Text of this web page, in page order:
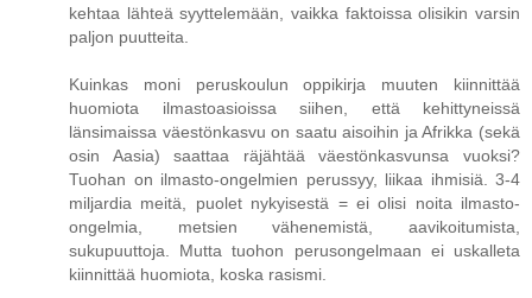
kehtaa lähteä syyttelemään, vaikka faktoissa olisikin varsin
paljon puutteita.
Kuinkas moni peruskoulun oppikirja muuten kiinnittää
huomiota ilmastoasioissa siihen, että kehittyneissä
länsimaissa väestönkasvu on saatu aisoihin ja Afrikka (sekä
osin Aasia) saattaa räjähtää väestönkasvunsa vuoksi?
Tuohan on ilmasto-ongelmien perussyy, liikaa ihmisiä. 3-4
miljardia meitä, puolet nykyisestä = ei olisi noita ilmasto-
ongelmia, metsien vähenemistä, aavikoitumista,
sukupuuttoja. Mutta tuohon perusongelmaan ei uskalleta
kiinnittää huomiota, koska rasismi.